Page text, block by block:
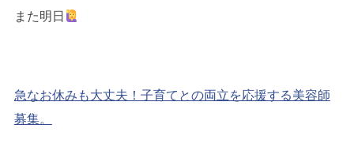
また明日
急なお休みも大丈夫！子育てとの両立を応援する美容師
募集。